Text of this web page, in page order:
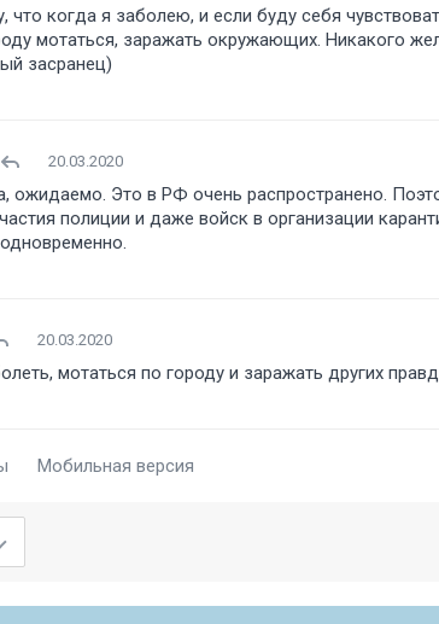
что когда я заболею, и если буду себя
мотаться, заражать окружающих. Никакого
засранец)
20.03.2020
ожидаемо. Это в РФ очень распространено.
полиции и даже войск в организации
20.03.2020
мотаться по городу и заражать других
Мобильная версия